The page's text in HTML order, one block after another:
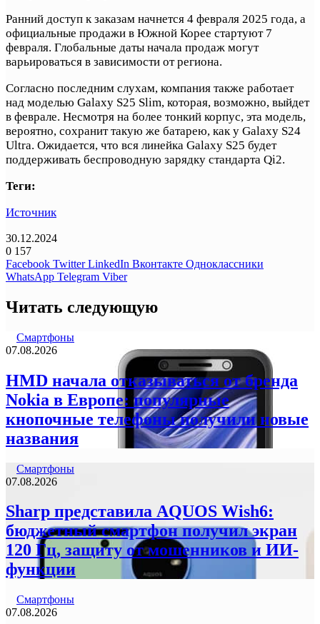
Ранний доступ к заказам начнется 4 февраля 2025 года, а
официальные продажи в Южной Корее стартуют 7
февраля. Глобальные даты начала продаж могут
варьироваться в зависимости от региона.
Согласно последним слухам, компания также работает
над моделью Galaxy S25 Slim, которая, возможно, выйдет
в феврале. Несмотря на более тонкий корпус, эта модель,
вероятно, сохранит такую же батарею, как у Galaxy S24
Ultra. Ожидается, что вся линейка Galaxy S25 будет
поддерживать беспроводную зарядку стандарта Qi2.
Теги:
Источник
30.12.2024
0 157
Facebook Twitter LinkedIn Вконтакте Одноклассники
WhatsApp Telegram Viber
Читать следующую
Смартфоны
07.08.2026
HMD начала отказываться от бренда
Nokia в Европе: популярные
кнопочные телефоны получили новые
названия
Смартфоны
07.08.2026
Sharp представила AQUOS Wish6:
бюджетный смартфон получил экран
120 Гц, защиту от мошенников и ИИ-
функции
Смартфоны
07.08.2026